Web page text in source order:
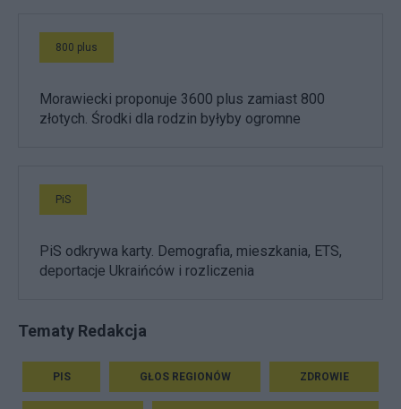
800 plus
Morawiecki proponuje 3600 plus zamiast 800
złotych. Środki dla rodzin byłyby ogromne
PiS
PiS odkrywa karty. Demografia, mieszkania, ETS,
deportacje Ukraińców i rozliczenia
Tematy Redakcja
PIS GŁOS REGIONÓW ZDROWIE